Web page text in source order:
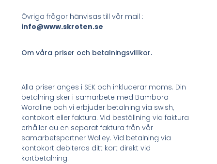
Övriga frågor hänvisas till vår mail :
info@www.skroten.se
Om våra priser och betalningsvillkor.
Alla priser anges i SEK och inkluderar moms. Din
betalning sker i samarbete med Bambora
Wordline och vi erbjuder betalning via swish,
kontokort eller faktura. Vid beställning via faktura
erhåller du en separat faktura från vår
samarbetspartner Walley. Vid betalning via
kontokort debiteras ditt kort direkt vid
kortbetalning.